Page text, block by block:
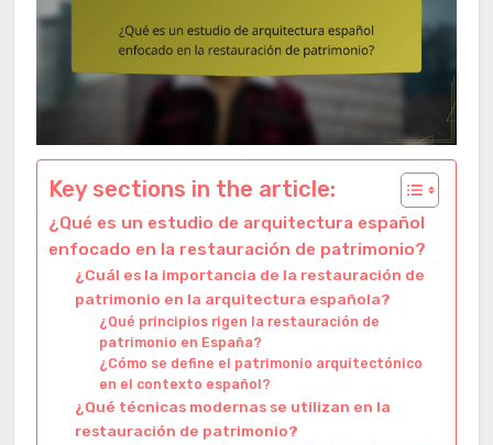
Key sections in the article:
¿Qué es un estudio de arquitectura español
enfocado en la restauración de patrimonio?
¿Cuál es la importancia de la restauración de
patrimonio en la arquitectura española?
¿Qué principios rigen la restauración de
patrimonio en España?
¿Cómo se define el patrimonio arquitectónico
en el contexto español?
¿Qué técnicas modernas se utilizan en la
restauración de patrimonio?